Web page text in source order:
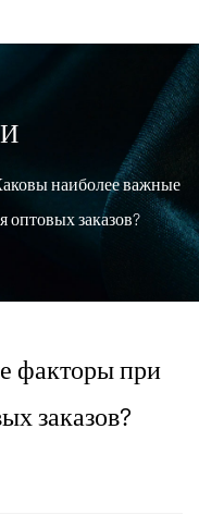
наиболее важные
оптовых заказов?
факторы при
заказов?